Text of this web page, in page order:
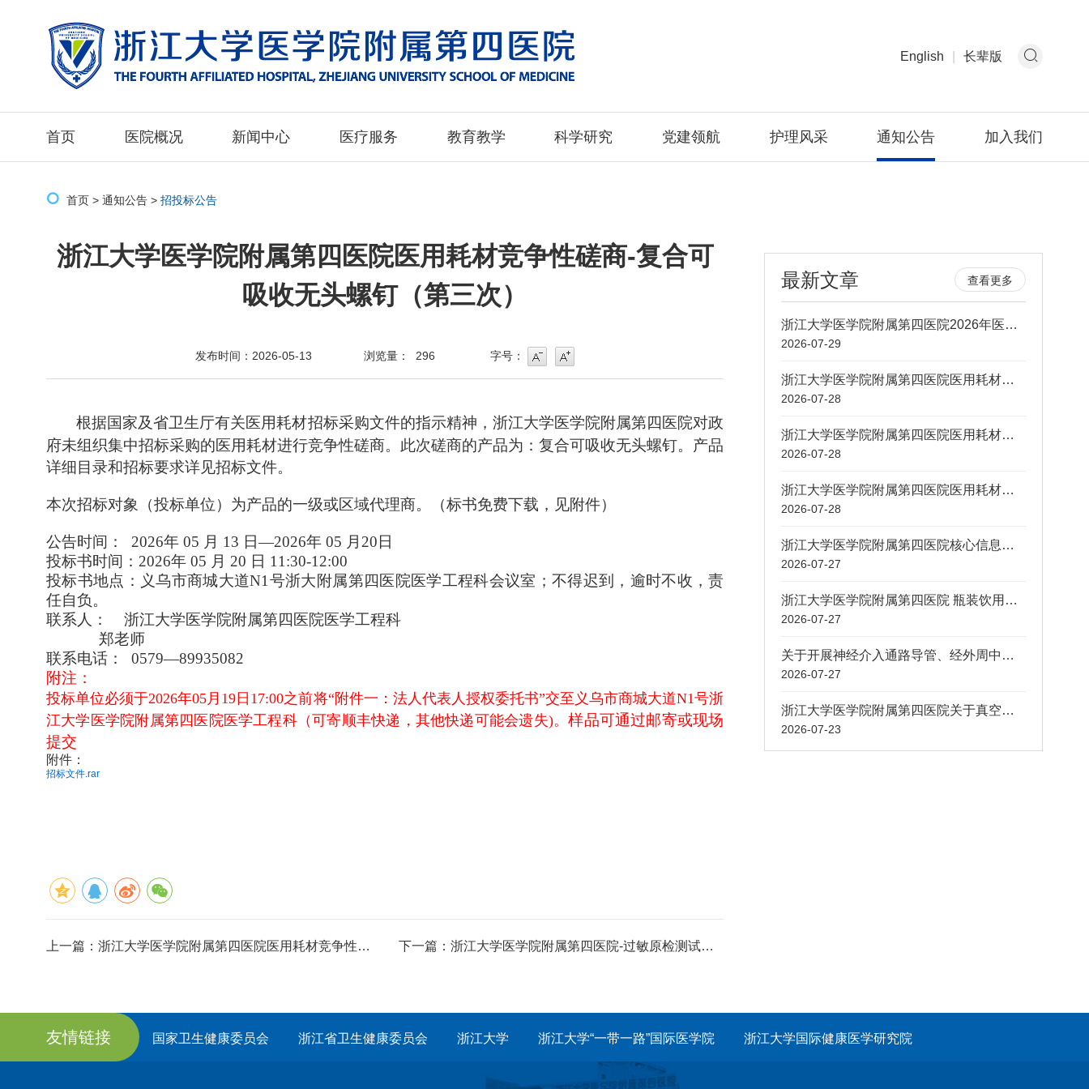
English 长辈版
首页 医院概况 新闻中心 医疗服务 教育教学 科学研究 党建领航 护理风采 通知公告 加入我们
首页 > 通知公告 > 招投标公告
浙江大学医学院附属第四医院医用耗材竞争性磋商-复合可
吸收无头螺钉（第三次）
发布时间：2026-05-13 浏览量： 296 字号：
字号字号增大
根据国家及省卫生厅有关医用耗材招标采购文件的指示精神，浙江大学医学院附属第四医院对政
府未组织集中招标采购的医用耗材进行竞争性磋商。此次磋商的产品为：复合可吸收无头螺钉。产品
详细目录和招标要求详见招标文件。
本次招标对象（投标单位）为产品的一级或区域代理商。（标书免费下载，见附件）
公告时间： 2026年 05 月 13 日—2026年 05 月20日
投标书时间：2026年 05 月 20 日 11:30-12:00
投标书地点：义乌市商城大道N1号浙大附属第四医院医学工程科会议室；不得迟到，逾时不收，责
任自负。
联系人： 浙江大学医学院附属第四医院医学工程科
郑老师
联系电话： 0579—89935082
附注：
投标单位必须于2026年05月19日17:00之前将“附件一：法人代表人授权委托书”交至义乌市商城大道N1号浙
江大学医学院附属第四医院医学工程科（可寄顺丰快递，其他快递可能会遗失)。样品可通过邮寄或现场
提交
附件：
招标文件.rar
上一篇： 浙江大学医学院附属第四医院医用耗材竞争性磋商-一次性使用压力监测射频消融导管 下一篇： 浙江大学医学院附属第四医院-过敏原检测试剂及专用设备租赁单一来源采购公告
最新文章 查看更多
浙江大学医学院附属第四医院2026年医用耗材（第三批）采购意向公示
2026-07-29
浙江大学医学院附属第四医院医用耗材竞争性磋商-浙大四院医共体廿三里院区免疫蛋白检测试剂
2026-07-28
浙江大学医学院附属第四医院医用耗材竞争性磋商-浙大四院医共体廿三里院区凝血功能检测试剂
2026-07-28
浙江大学医学院附属第四医院医用耗材竞争性磋商-浙大四院医共体廿三里院区尿常规检测试剂
2026-07-28
浙江大学医学院附属第四医院核心信息系统项目咨询服务采购招标公告
2026-07-27
浙江大学医学院附属第四医院 瓶装饮用水年度配送服务中标公示
2026-07-27
关于开展神经介入通路导管、经外周中心静脉导管（PICC）、输液港、眼科手术用重水浙江省省级公立医疗机构组团采购价格申报和信息公开有关工作的通知
2026-07-27
浙江大学医学院附属第四医院关于真空采血管及配套设备租赁项目中标公告
2026-07-23
友情链接 国家卫生健康委员会 浙江省卫生健康委员会 浙江大学 浙江大学“一带一路”国际医学院 浙江大学国际健康医学研究院